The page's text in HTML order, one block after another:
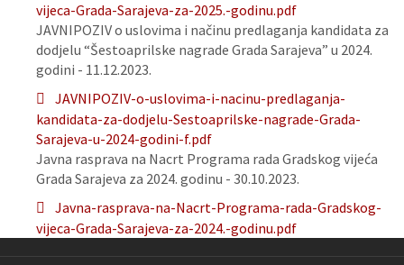
vijeca-Grada-Sarajeva-za-2025.-godinu.pdf
JAVNIPOZIV o uslovima i načinu predlaganja kandidata za
dodjelu “Šestoaprilske nagrade Grada Sarajeva” u 2024.
godini - 11.12.2023.
JAVNIPOZIV-o-uslovima-i-nacinu-predlaganja-
kandidata-za-dodjelu-Sestoaprilske-nagrade-Grada-
Sarajeva-u-2024-godini-f.pdf
Javna rasprava na Nacrt Programa rada Gradskog vijeća
Grada Sarajeva za 2024. godinu - 30.10.2023.
Javna-rasprava-na-Nacrt-Programa-rada-Gradskog-
vijeca-Grada-Sarajeva-za-2024.-godinu.pdf